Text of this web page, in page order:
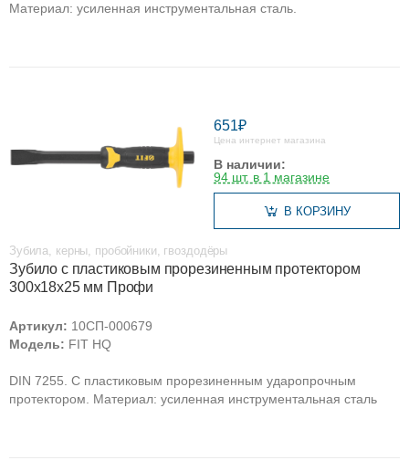
Материал: усиленная инструментальная сталь.
651₽
Цена интернет магазина
В наличии:
94 шт. в 1 магазине
В КОРЗИНУ
Зубила, керны, пробойники, гвоздодёры
Зубило с пластиковым прорезиненным протектором
300х18х25 мм Профи
Артикул: 10СП-000679
Модель: FIT HQ
DIN 7255. С пластиковым прорезиненным ударопрочным
протектором. Материал: усиленная инструментальная сталь